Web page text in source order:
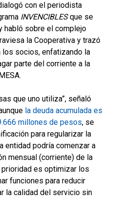
con el periodista
INVENCIBLESque se
habló sobre el complejo
la Cooperativa y trazó
los socios, enfatizando la
parte del corriente a la
que uno utiliza”, señaló
la deuda acumulada es
millones de pesos, se
para regularizar la
entidad podría comenzar a
mensual (corriente) de la
prioridad es optimizar los
funciones para reducir
la calidad del servicio sin